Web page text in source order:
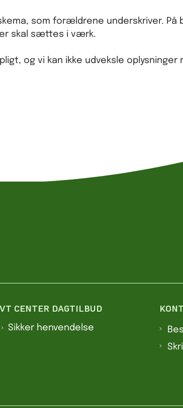
som forældrene underskriver.
skal sættes i værk.
og vi kan ikke udveksle
CENTER DAGTILBUD
Sikker henvendelse